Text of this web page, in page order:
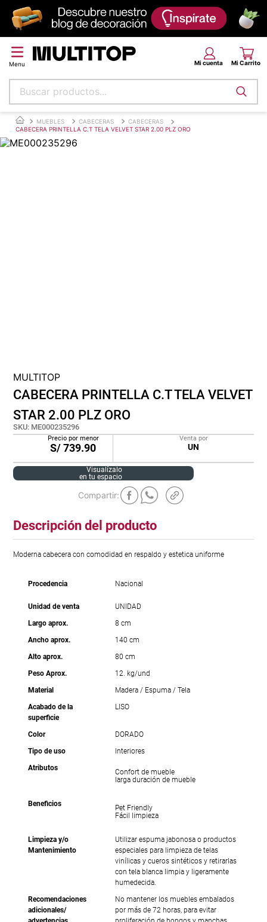
Buscar productos...
MUEBLES CABECERAS
CABECERAS
CABECERA PRINTELLA C.T TELA VELVET STAR 2.00 PLZ ORO
MULTITOP
CABECERA PRINTELLA C.T TELA VELVET
STAR 2.00 PLZ ORO
SKU: ME000235296
Precio por menor
S/739.90
Venta por
UN
Visualízalo
en tu espacio
Descripción del producto
Moderna cabecera con comodidad en respaldo y estetica uniforme
Procedencia Nacional
Unidad de venta
UNIDAD
Largo aprox.
8 cm
Ancho aprox.
140 cm
Alto aprox.
80 cm
Peso Aprox.
12. kg/und
Material
Madera / Espuma / Tela
Acabado de la
superficie
LISO
Color
DORADO
Tipo de uso
Interiores
Atributos
Confort de mueble
larga duración de mueble
Beneficios
Pet Friendly
Fácil limpieza
Limpieza y/o
Mantenimiento
Utilizar espuma jabonosa o productos
especiales para limpieza de telas
vinílicas y cueros sintéticos y retirarlas
con tela blanca limpia y ligeramente
humedecida.
Recomendaciones
adicionales/
No mantener los muebles embalados
por más de 72 horas, para evitar
Términos más buscados
papel tapiz